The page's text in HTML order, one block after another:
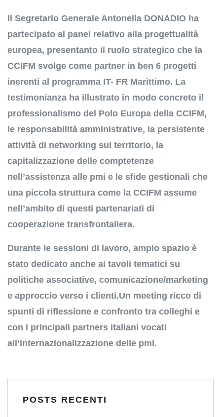
Il Segretario Generale Antonella DONADIO ha
partecipato al panel relativo alla progettualità
europea, presentanto il ruolo strategico che la
CCIFM svolge come partner in ben 6 progetti
inerenti al programma IT- FR Marittimo. La
testimonianza ha illustrato in modo concreto il
professionalismo del Polo Europa della CCIFM,
le responsabilità amministrative, la persistente
attività di networking sul territorio, la
capitalizzazione delle comptetenze
nell’assistenza alle pmi e le sfide gestionali che
una piccola struttura come la CCIFM assume
nell’ambito di questi partenariati di
cooperazione transfrontaliera.
Durante le sessioni di lavoro, ampio spazio è
stato dedicato anche ai tavoli tematici su
politiche associative, comunicazione/marketing
e approccio verso i clienti.Un meeting ricco di
spunti di riflessione e confronto tra colleghi e
con i principali partners italiani vocati
all’internazionalizzazione delle pmi.
POSTS RECENTI